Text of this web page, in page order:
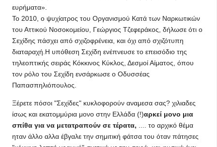
ευρήματα».
Το 2010, ο ψυχίατρος του Οργανισμού Κατά των Ναρκωτικών
του Αττικού Νοσοκομείου, Γεώργιος Τζεφεράκος, δήλωσε ότι ο
Σεχίδης πάσχει από σχιζοφρένεια, και όχι από σχιζότυπη
διαταραχή.Η υπόθεση Σεχίδη ενέπνευσε το επεισόδιο της
τηλεοπτικής σειράς Κόκκινος Κύκλος, Δεσμοί Αίματος, όπου
τον ρόλο του Σεχίδη ενσάρκωσε ο Οδυσσέας
Παπασπηλιόπουλος.
Ξέρετε πόσοι "Σεχίδες" κυκλοφορούν αναμεσα σας? χιλιαδες
ίσως και εκατομμύρια μονο στην Ελλάδα (!)αρκεί μονο μια
σπίθα για να μετατραπούν σε τέρατα,
.... το αρχικό θέμα
ηταν άλλο αλλα έβγαλε την σημιτική φάτσα του όταν πάτησες